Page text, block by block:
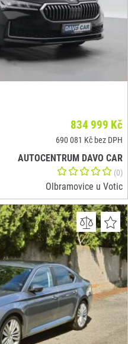
834 999 Kč
690 081 Kč bez DPH
AUTOCENTRUM DAVO CAR
(0)
Olbramovice u Votic